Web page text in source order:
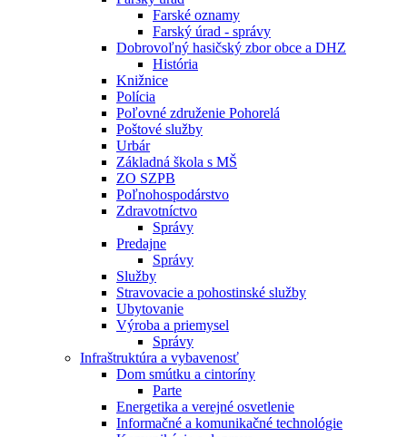
Farské oznamy
Farský úrad - správy
Dobrovoľný hasičský zbor obce a DHZ
História
Knižnice
Polícia
Poľovné združenie Pohorelá
Poštové služby
Urbár
Základná škola s MŠ
ZO SZPB
Poľnohospodárstvo
Zdravotníctvo
Správy
Predajne
Správy
Služby
Stravovacie a pohostinské služby
Ubytovanie
Výroba a priemysel
Správy
Infraštruktúra a vybavenosť
Dom smútku a cintoríny
Parte
Energetika a verejné osvetlenie
Informačné a komunikačné technológie